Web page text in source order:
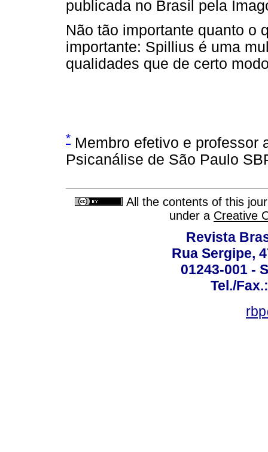
publicada no Brasil pela
Não tão importante quanto o
importante: Spillius é uma
qualidades que de certo
* Membro efetivo e professor
Psicanálise de São Paulo
All the contents of this
under a Creative
Revista
Rua Sergipe,
01243-001 -
Tel./